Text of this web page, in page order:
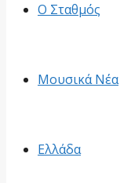
Ο Σταθμός
Μουσικά Νέα
Ελλάδα